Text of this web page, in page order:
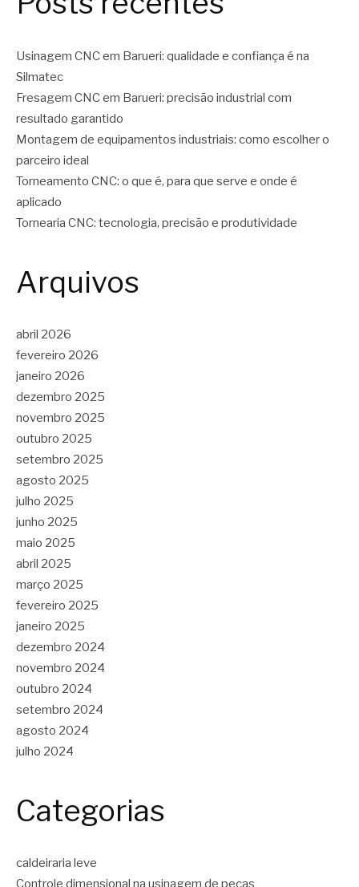
Usinagem CNC em Barueri: qualidade e confiança é na
Silmatec
Fresagem CNC em Barueri: precisão industrial com
resultado garantido
Montagem de equipamentos industriais: como escolher o
parceiro ideal
Torneamento CNC: o que é, para que serve e onde é
aplicado
Tornearia CNC: tecnologia, precisão e produtividade
Arquivos
abril 2026
fevereiro 2026
janeiro 2026
dezembro 2025
novembro 2025
outubro 2025
setembro 2025
agosto 2025
julho 2025
junho 2025
maio 2025
abril 2025
março 2025
fevereiro 2025
janeiro 2025
dezembro 2024
novembro 2024
outubro 2024
setembro 2024
agosto 2024
julho 2024
Categorias
caldeiraria leve